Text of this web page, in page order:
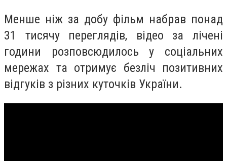
Менше ніж за добу фільм набрав понад
31 тисячу переглядів, відео за лічені
години розповсюдилось у соціальних
мережах та отримує безліч позитивних
відгуків з різних куточків України.